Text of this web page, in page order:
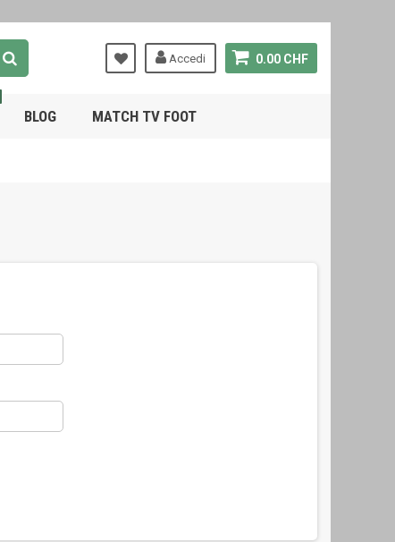
0.00 CHF
Accedi
BLOG MATCH TV FOOT